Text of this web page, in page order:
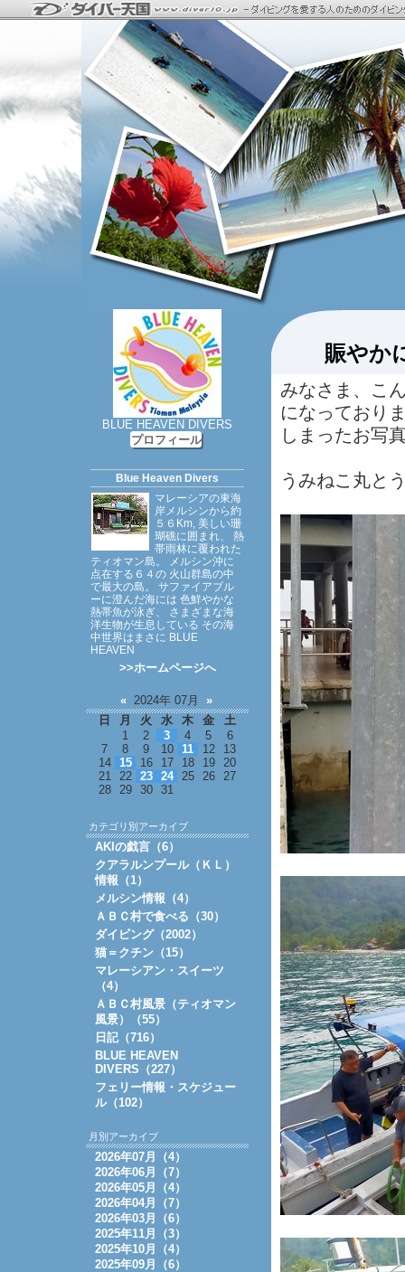
賑やか
みなさま、こ
になっており
しまったお写
うみねこ丸と
BLUE HEAVEN DIVERS
プロフィール
Blue Heaven Divers
マレーシアの東海
岸メルシンから約
５６Km, 美しい珊
瑚礁に囲まれ、 熱
帯雨林に覆われた
ティオマン島。 メルシン沖に
点在する６４の 火山群島の中
で最大の島。 サファイアブル
ーに澄んだ海には 色鮮やかな
熱帯魚が泳ぎ、 さまざまな海
洋生物が生息している その海
中世界はまさに BLUE
HEAVEN
>>ホームページへ
« 2024年 07月 »
日
月 火 水 木 金
土
1
2 3 4 5
6
7
8 9 10 11 12
13
14
15 16 17 18 19
20
21
22 23 24 25 26
27
28
29 30 31
カテゴリ別アーカイブ
AKIの戯言（6）
クアラルンプール（ＫＬ）
情報（1）
メルシン情報（4）
ＡＢＣ村で食べる（30）
ダイビング（2002）
猫＝クチン（15）
マレーシアン・スイーツ
（4）
ＡＢＣ村風景（ティオマン
風景）（55）
日記（716）
BLUE HEAVEN
DIVERS（227）
フェリー情報・スケジュー
ル（102）
月別アーカイブ
2026年07月（4）
2026年06月（7）
2026年05月（4）
2026年04月（7）
2026年03月（6）
2025年11月（3）
2025年10月（4）
2025年09月（6）